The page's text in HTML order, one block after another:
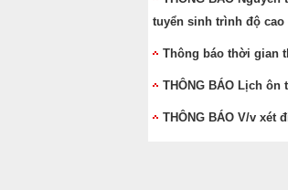
tuyển sinh trình độ cao
Thông báo thời gian
THÔNG BÁO Lịch
THÔNG BÁO V/v xét